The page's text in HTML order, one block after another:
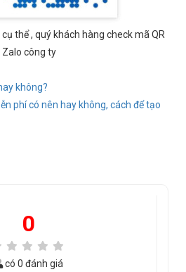
thể , quý khách hàng check mã QR
Zalo công ty
không?
phí có nên hay không, cách để tạo
0
có 0 đánh giá